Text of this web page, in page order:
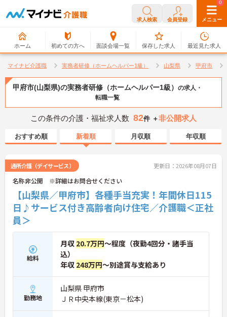
求人検索 会員登録 メニュー
ホーム 初めての方へ 面談会場一覧
0
保存した求人
0
最近見た求人
マイナビ介護職 実務者研修（ホームヘルパー1級） 山梨県 甲府市
甲府市(山梨県)の実務者研修（ホームヘルパー1級） の求人・
転職一覧
この条件の介護・福祉求人数 82件 ＋非公開求人
おすすめ順 新着順 月収順 年収順
通所介護（デイサービス） 更新日：2026年08月07日
名称非公開 ※詳細はお問合せください
【山梨県／甲府市】各種手当充実！年間休日115
日♪サービス付き高齢者向け住宅／介護職＜正社
員＞
給料
月収 20.7万円～程度（夜勤4回分・諸手当
込）
年収 248万円～別途賞与支給あり
勤務地
山梨県 甲府市
ＪＲ中央本線(東京－松本)